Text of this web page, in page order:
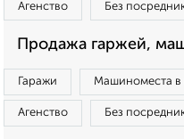
Агенство Без
Продажа гаржей,
Гаражи Машиноместа в
Агенство Без